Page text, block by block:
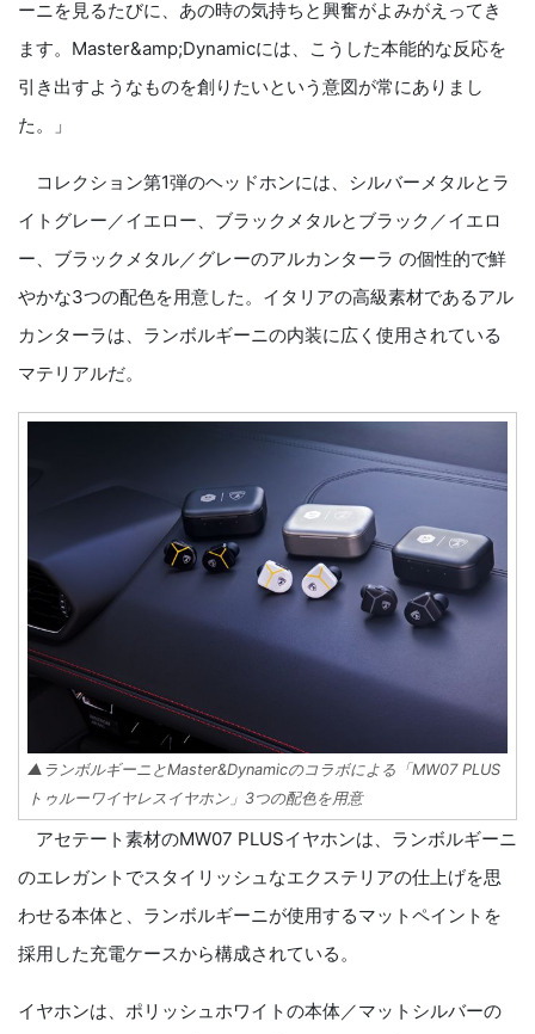
ーニを見るたびに、あの時の気持ちと興奮がよみがえってき
ます。Master&amp;Dynamicには、こうした本能的な反応を
引き出すようなものを創りたいという意図が常にありまし
た。」
コレクション第1弾のヘッドホンには、シルバーメタルとラ
イトグレー／イエロー、ブラックメタルとブラック／イエロ
ー、ブラックメタル／グレーのアルカンターラ の個性的で鮮
やかな3つの配色を用意した。イタリアの高級素材であるアル
カンターラは、ランボルギーニの内装に広く使用されている
マテリアルだ。
▲ランボルギーニとMaster&Dynamicのコラボによる「MW07 PLUS
トゥルーワイヤレスイヤホン」3つの配色を用意
アセテート素材のMW07 PLUSイヤホンは、ランボルギーニ
のエレガントでスタイリッシュなエクステリアの仕上げを思
わせる本体と、ランボルギーニが使用するマットペイントを
採用した充電ケースから構成されている。
イヤホンは、ポリッシュホワイトの本体／マットシルバーの